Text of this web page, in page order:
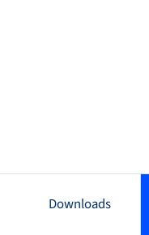
Downloads